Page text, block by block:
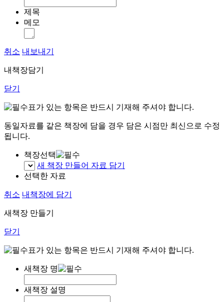
제목
메모
취소 내보내기
내책장담기
닫기
표가 있는 항목은 반드시 기재해 주셔야 합니다.
동일자료를 같은 책장에 담을 경우 담은 시점만 최신으로 수정
됩니다.
책장선택
새 책장 만들어 자료 담기
선택한 자료
취소 내책장에 담기
새책장 만들기
닫기
표가 있는 항목은 반드시 기재해 주셔야 합니다.
새책장 명
새책장 설명